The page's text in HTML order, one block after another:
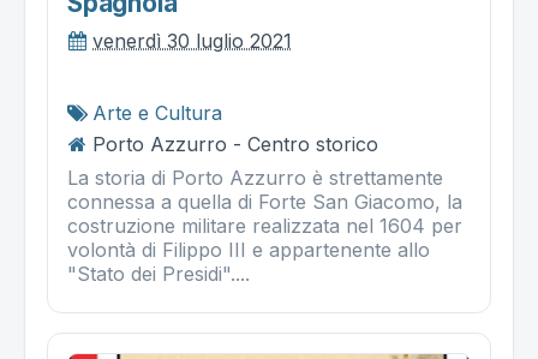
venerdì 30 luglio 2021
Arte e Cultura
Porto Azzurro - Centro storico
La storia di Porto Azzurro è strettamente
connessa a quella di Forte San Giacomo, la
costruzione militare realizzata nel 1604 per
volontà di Filippo III e appartenente allo
"Stato dei Presidi"....